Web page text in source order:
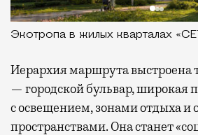
Экотропа в жилых кварталах
Иерархия маршрута выстроена
— городской бульвар, широкая
с освещением, зонами отдыха
пространствами. Она станет